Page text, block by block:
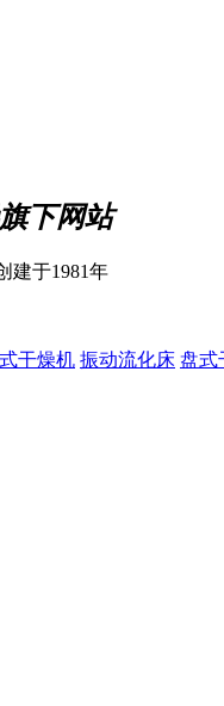
下网站
建于1981年
干燥机 振动流化床 盘式